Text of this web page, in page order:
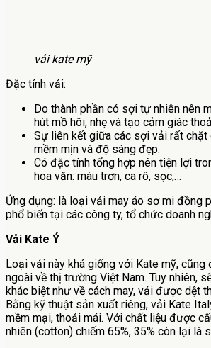
vải kate mỹ
Đặc tính vải:
Do thành phần có sợi tự nhiên nên
hút mồ hôi, nhẹ và tạo cảm giác
Sự liên kết giữa các sợi vải rất chặt
mềm mịn và độ sáng đẹp.
Có đặc tính tổng hợp nên tiện lợi
hoa văn: màu trơn, ca rô, sọc,…
Ứng dụng: là loại vải may áo sơ mi đồng
phổ biến tại các công ty, tổ chức doanh
Vải Kate Ý
Loại vải này khá giống với Kate mỹ,
ngoài về thị trường Việt Nam. Tuy nhiên,
khác biệt như về cách may, vải được dệt
Bằng kỹ thuật sản xuất riêng, vải Kate
mềm mại, thoải mái. Với chất liệu được
nhiên (cotton) chiếm 65%, 35% còn lại là